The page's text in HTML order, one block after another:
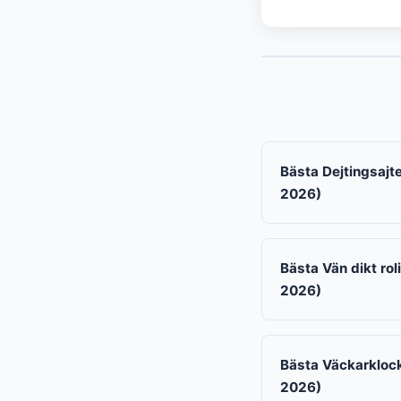
Bästa
2026)
Bästa Vän dikt
2026)
Bästa
2026)